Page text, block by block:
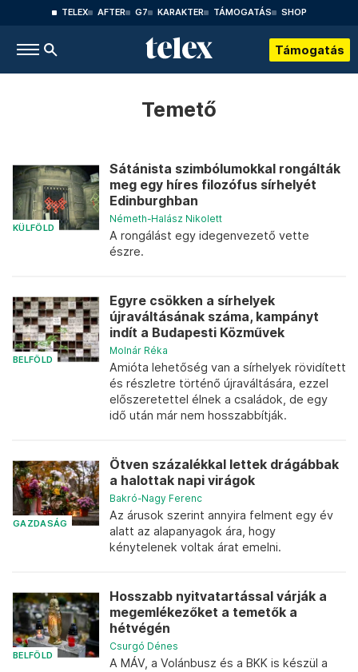
TELEX AFTER G7 KARAKTER TÁMOGATÁS SHOP
Támogatás
Temető
KÜLFÖLD
Sátánista szimbólumokkal rongálták
meg egy híres filozófus sírhelyét
Edinburghban
Németh-Halász Nikolett
A rongálást egy idegenvezető vette
észre.
BELFÖLD
Egyre csökken a sírhelyek
újraváltásának száma, kampányt
indít a Budapesti Közművek
Molnár Réka
Amióta lehetőség van a sírhelyek rövidített
és részletre történő újraváltására, ezzel
előszeretettel élnek a családok, de egy
idő után már nem hosszabbítják.
GAZDASÁG
Ötven százalékkal lettek drágábbak
a halottak napi virágok
Bakró-Nagy Ferenc
Az árusok szerint annyira felment egy év
alatt az alapanyagok ára, hogy
kénytelenek voltak árat emelni.
BELFÖLD
Hosszabb nyitvatartással várják a
megemlékezőket a temetők a
hétvégén
Csurgó Dénes
A MÁV, a Volánbusz és a BKK is készül a